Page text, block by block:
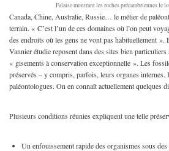
Falaise montrant les roches précambriennes le
Canada, Chine, Australie, Russie… le métier de
terrain. « C’est l’un de ces domaines où l’on peut
des endroits où les gens ne vont pas habituellement ».
Vannier étudie reposent dans des sites bien
« gisements à conservation exceptionnelle ». Les
préservés – y compris, parfois, leurs organes internes.
paléontologues. On en connaît actuellement quelques
Plusieurs conditions réunies expliquent une telle
Un enfouissement rapide des organismes sous